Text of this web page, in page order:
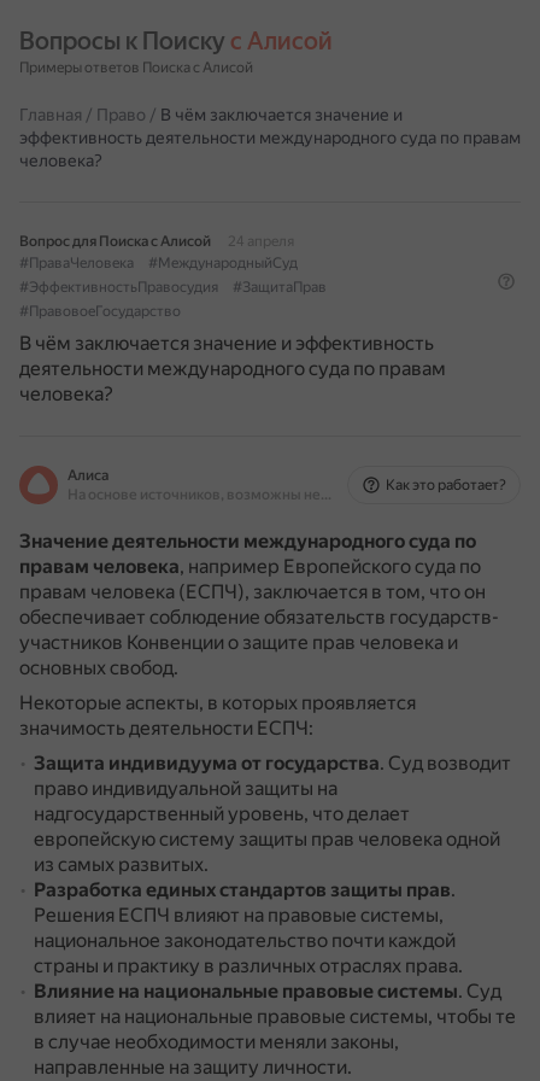
Вопросы к Поиску с Алисой
Примеры ответов Поиска с Алисой
Главная / Право / В чём заключается значение и
эффективность деятельности международного суда по правам
человека?
Вопрос для Поиска с Алисой
24 апреля
#ПраваЧеловека
#МеждународныйСуд
#ЭффективностьПравосудия
#ЗащитаПрав
#ПравовоеГосударство
В чём заключается значение и эффективность
деятельности международного суда по правам
человека?
Алиса
На основе источников, возможны неточности
Как это работает?
Значение деятельности международного суда по
правам человека, например Европейского суда по
правам человека (ЕСПЧ), заключается в том, что он
обеспечивает соблюдение обязательств государств-
участников Конвенции о защите прав человека и
основных свобод.
Некоторые аспекты, в которых проявляется
значимость деятельности ЕСПЧ:
Защита индивидуума от государства. Суд возводит
право индивидуальной защиты на
надгосударственный уровень, что делает
европейскую систему защиты прав человека одной
из самых развитых.
Разработка единых стандартов защиты прав.
Решения ЕСПЧ влияют на правовые системы,
национальное законодательство почти каждой
страны и практику в различных отраслях права.
Влияние на национальные правовые системы. Суд
влияет на национальные правовые системы, чтобы те
в случае необходимости меняли законы,
направленные на защиту личности.